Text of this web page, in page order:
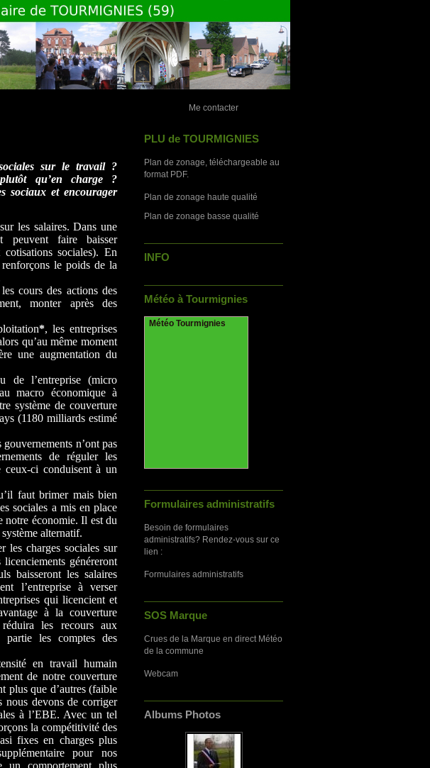
Me contacter
PLU de TOURMIGNIES
Plan de zonage, téléchargeable au
format PDF.
Plan de zonage haute qualité
Plan de zonage basse qualité
INFO
Météo à Tourmignies
Météo Tourmignies
Formulaires administratifs
Besoin de formulaires
administratifs? Rendez-vous sur ce
lien :
Formulaires administratifs
SOS Marque
Crues de la Marque en direct Météo
de la commune
Webcam
Albums Photos
sur le travail ?
qu’en charge ?
sociaux et encourager
les salaires. Dans une
peuvent faire baisser
cotisations sociales). En
renforçons le poids de la
cours des actions des
monter après des
*, les entreprises
qu’au même moment
une augmentation du
de l’entreprise (micro
macro économique à
système de couverture
(1180 milliards estimé
n’ont pas
de réguler les
ceux-ci conduisent à un
faut brimer mais bien
sociales a mis en place
notre économie. Il est du
alternatif.
les charges sociales sur
généreront
baisseront les salaires
l’entreprise à verser
qui licencient et
à la couverture
les recours aux
partie les comptes des
en travail humain
de notre couverture
plus que d’autres (faible
nous devons de corriger
à l’EBE. Avec un tel
la compétitivité des
fixes en charges plus
pour nos
un comportement plus